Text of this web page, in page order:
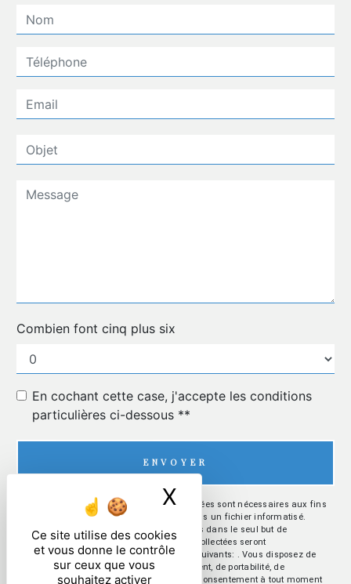
Ce site utilise des cookies
et vous donne le contrôle
sur ceux que vous
souhaitez activer
X Masquer le
Combien font cinq plus six
En cochant cette case, j'accepte les conditions
particulières ci-dessous **
ENVOYER
** Les données personnelles communiquées sont nécessaires aux fins
de vous contacter et sont enregistrées dans un fichier informatisé.
Elles sont destinées à et ses sous-traitants dans le seul but de
répondre à votre message. Les données collectées seront
communiquées aux seuls destinataires suivants: . Vous disposez de
droits d’accès, de rectification, d’effacement, de portabilité, de
limitation, d’opposition, de retrait de votre consentement à tout moment